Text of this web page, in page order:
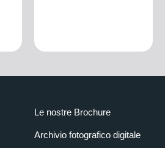
Le nostre Brochure
Archivio fotografico digitale